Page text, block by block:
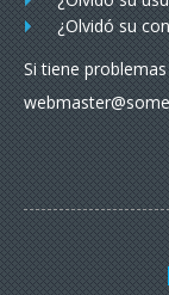
¿Olvidó su
Si tiene